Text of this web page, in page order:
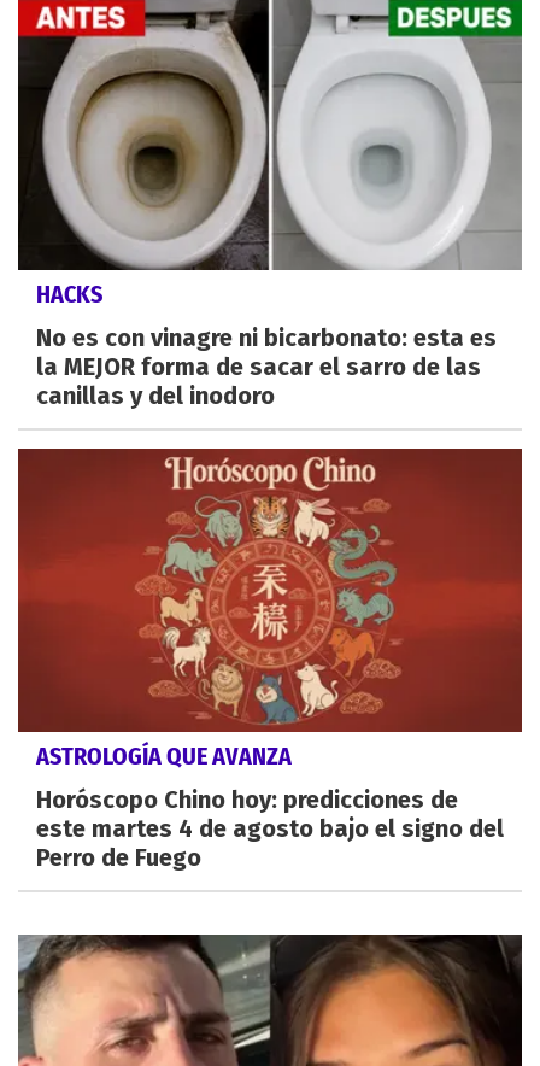
HACKS
No es con vinagre ni bicarbonato: esta es
la MEJOR forma de sacar el sarro de las
canillas y del inodoro
ASTROLOGÍA QUE AVANZA
Horóscopo Chino hoy: predicciones de
este martes 4 de agosto bajo el signo del
Perro de Fuego